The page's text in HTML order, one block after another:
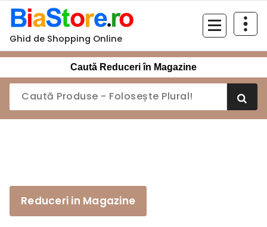
Sari
conținut
Ghid de Shopping Online
Caută Reduceri în Magazine
Reduceri in Magazine